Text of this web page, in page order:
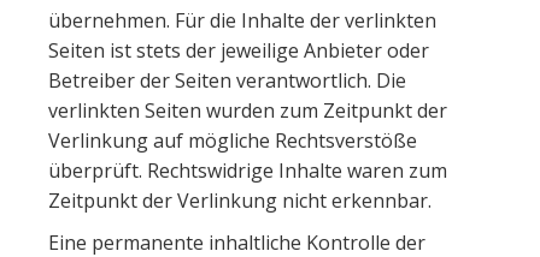
übernehmen. Für die Inhalte der verlinkten
Seiten ist stets der jeweilige Anbieter oder
Betreiber der Seiten verantwortlich. Die
verlinkten Seiten wurden zum Zeitpunkt der
Verlinkung auf mögliche Rechtsverstöße
überprüft. Rechtswidrige Inhalte waren zum
Zeitpunkt der Verlinkung nicht erkennbar.
Eine permanente inhaltliche Kontrolle der